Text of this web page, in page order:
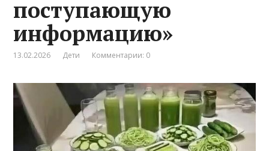
поступающую
информацию»
13.02.2026 Дети Комментарии: 0